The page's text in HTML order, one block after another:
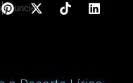
Anuncie